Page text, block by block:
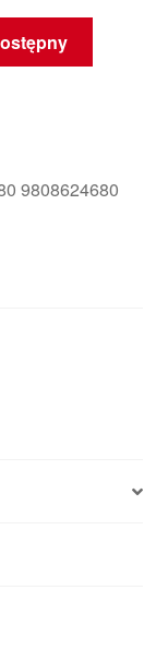
9808624680